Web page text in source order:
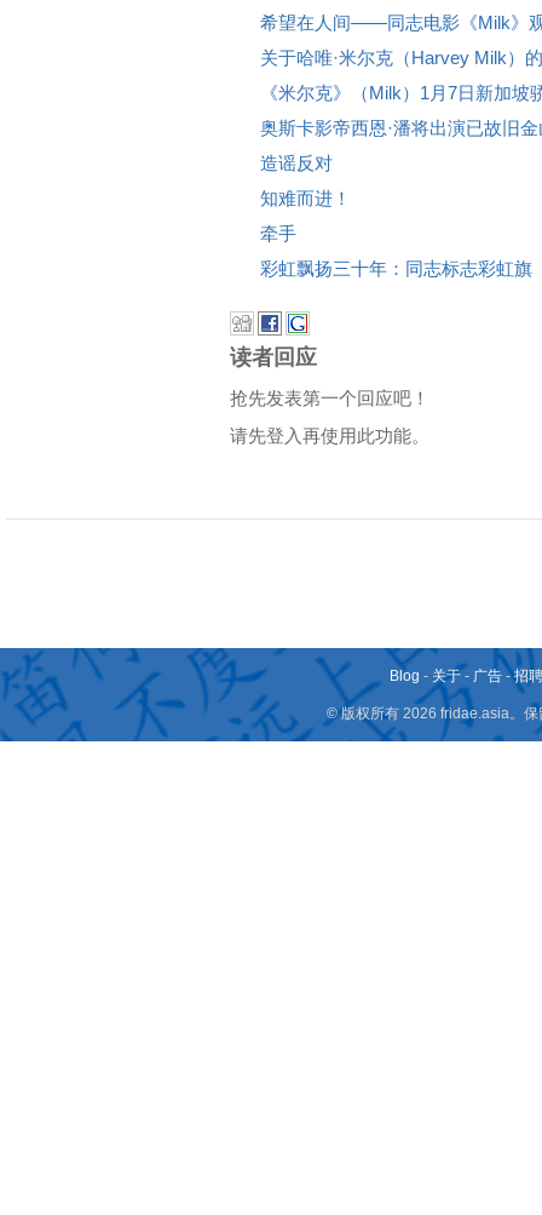
希望在人间——同志电影《Milk》
关于哈唯·米尔克（Harvey Milk）
《米尔克》（Milk）1月7日新加坡
奥斯卡影帝西恩·潘将出演已故旧
造谣反对
知难而进！
牵手
彩虹飘扬三十年：同志标志彩虹旗
读者回应
抢先发表第一个回应吧！
请先登入再使用此功能。
Blog - 关于 - 广告 -招
© 版权所有 2026 fridae.asia。